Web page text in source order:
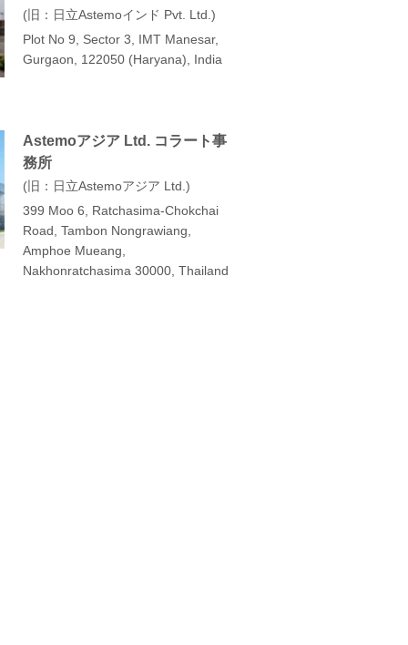
旧：日立Astemoインド Pvt. Ltd.
Plot No 9, Sector 3, IMT Manesar,
Gurgaon, 122050 (Haryana), India
Astemoアジア Ltd. コラート事
務所
旧：日立Astemoアジア Ltd.
399 Moo 6, Ratchasima-Chokchai
Road, Tambon Nongrawiang,
Amphoe Mueang,
Nakhonratchasima 30000, Thailand